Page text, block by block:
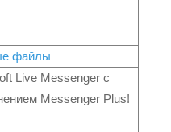
файлы
Live Messenger с
Messenger Plus!